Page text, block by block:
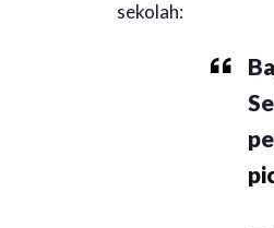
sekolah: